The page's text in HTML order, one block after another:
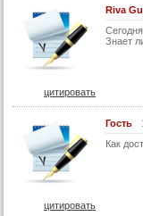
31 серия (суб)
32 серия
33 серия
33 серия (суб)
34 серия
34 серия (суб)
35 серия
Riva
Знает
цитировать
Гость
Как
цитировать